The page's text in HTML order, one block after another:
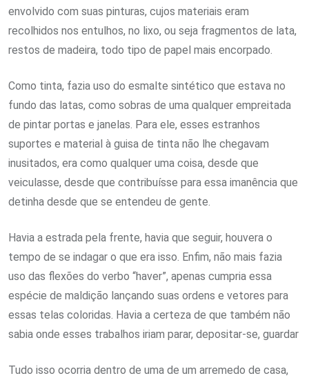
envolvido com suas pinturas, cujos materiais eram
recolhidos nos entulhos, no lixo, ou seja fragmentos de lata,
restos de madeira, todo tipo de papel mais encorpado.
Como tinta, fazia uso do esmalte sintético que estava no
fundo das latas, como sobras de uma qualquer empreitada
de pintar portas e janelas. Para ele, esses estranhos
suportes e material à guisa de tinta não lhe chegavam
inusitados, era como qualquer uma coisa, desde que
veiculasse, desde que contribuísse para essa imanência que
detinha desde que se entendeu de gente.
Havia a estrada pela frente, havia que seguir, houvera o
tempo de se indagar o que era isso. Enfim, não mais fazia
uso das flexões do verbo “haver”, apenas cumpria essa
espécie de maldição lançando suas ordens e vetores para
essas telas coloridas. Havia a certeza de que também não
sabia onde esses trabalhos iriam parar, depositar-se, guardar
Tudo isso ocorria dentro de uma de um arremedo de casa,